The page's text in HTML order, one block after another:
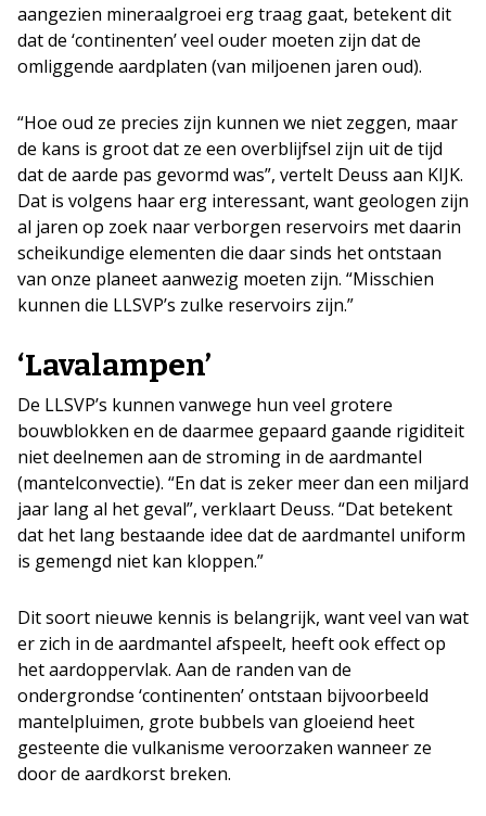
aangezien mineraalgroei erg traag gaat, betekent dit
dat de ‘continenten’ veel ouder moeten zijn dat de
omliggende aardplaten (van miljoenen jaren oud).
“Hoe oud ze precies zijn kunnen we niet zeggen, maar
de kans is groot dat ze een overblijfsel zijn uit de tijd
dat de aarde pas gevormd was”, vertelt Deuss aan KIJK.
Dat is volgens haar erg interessant, want geologen zijn
al jaren op zoek naar verborgen reservoirs met daarin
scheikundige elementen die daar sinds het ontstaan
van onze planeet aanwezig moeten zijn. “Misschien
kunnen die LLSVP’s zulke reservoirs zijn.”
‘Lavalampen’
De LLSVP’s kunnen vanwege hun veel grotere
bouwblokken en de daarmee gepaard gaande rigiditeit
niet deelnemen aan de stroming in de aardmantel
(mantelconvectie). “En dat is zeker meer dan een miljard
jaar lang al het geval”, verklaart Deuss. “Dat betekent
dat het lang bestaande idee dat de aardmantel uniform
is gemengd niet kan kloppen.”
Dit soort nieuwe kennis is belangrijk, want veel van wat
er zich in de aardmantel afspeelt, heeft ook effect op
het aardoppervlak. Aan de randen van de
ondergrondse ‘continenten’ ontstaan bijvoorbeeld
mantelpluimen, grote bubbels van gloeiend heet
gesteente die vulkanisme veroorzaken wanneer ze
door de aardkorst breken.